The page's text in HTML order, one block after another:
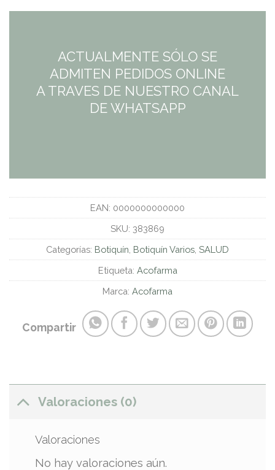
ACTUALMENTE SÓLO SE
ADMITEN PEDIDOS ONLINE
A TRAVES DE NUESTRO CANAL
DE WHATSAPP
EAN: 0000000000000
SKU: 383869
Categorías: Botiquín Botiquín Varios SALUD
Etiqueta: Acofarma
Marca: Acofarma
Compartir
Valoraciones (0)
Valoraciones
No hay valoraciones aún.